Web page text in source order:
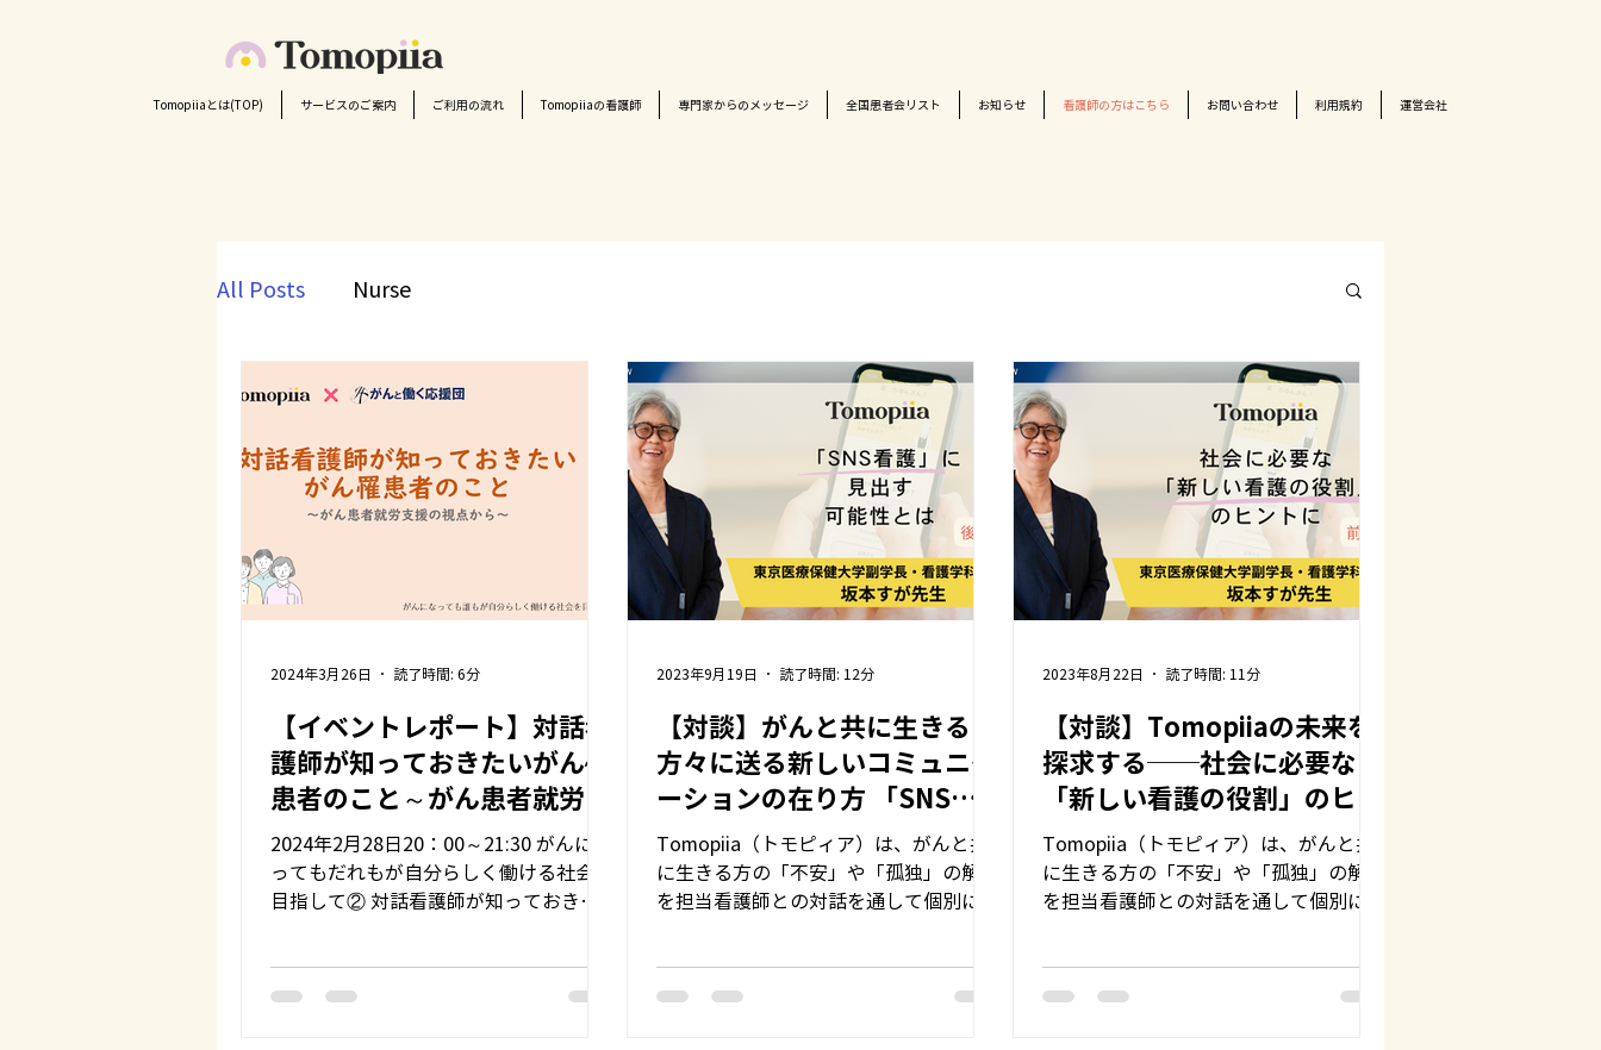
Tomopiiaとは(TOP) サービスのご案内 ご利用の流れ Tomopiiaの看護師 専門家からのメッセージ 全国患者会リスト お知らせ 看護師の方はこちら お問い合わせ 利用規約 運営会社
All Posts Nurse
【イベントレポート】対話看
護師が知っておきたいがん罹
患者のこと～がん患者就労支
援の視点から～
2024年2月28日20：00～21:30 がんにな
ってもだれもが自分らしく働ける社会を
目指して② 対話看護師が知っておきた
けのイベントを開催しました。...
2024年3月26日 読了時間: 6分
【対談】がんと共に生きる
方々に送る新しいコミュニケ
ーションの在り方 「SNS看
護」に見出す可能性とは
Tomopiia（トモピィア）は、がんと共
に生きる方の「不安」や「孤独」の解消
を担当看護師との対話を通して個別にサ
う新しい看護の形を提案しています。...
2023年9月19日 読了時間: 12分
【対談】Tomopiiaの未来を
探求する──社会に必要な
「新しい看護の役割」のヒン
トに
Tomopiia（トモピィア）は、がんと共
に生きる方の「不安」や「孤独」の解消
を担当看護師との対話を通して個別にサ
う新しい看護の形を提案しています。...
2023年8月22日 読了時間: 11分